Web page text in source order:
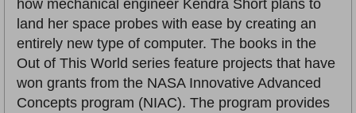
how mechanical engineer Kendra Short plans to
land her space probes with ease by creating an
entirely new type of computer. The books in the
Out of This World series feature projects that have
won grants from the NASA Innovative Advanced
Concepts program (NIAC). The program provides